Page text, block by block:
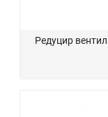
Редуцир